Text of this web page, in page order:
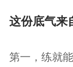
这份底气来
第一，练就